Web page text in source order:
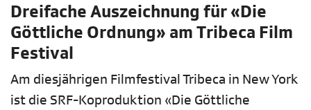
Dreifache Auszeichnung für «Die
Göttliche Ordnung» am Tribeca Film
Festival
Am diesjährigen Filmfestival Tribeca in New York
ist die SRF-Koproduktion «Die Göttliche